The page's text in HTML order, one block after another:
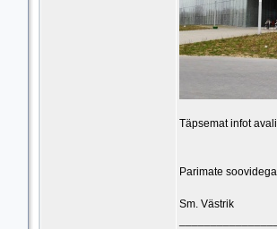
Täpsemat infot
Parimate
Sm. Västrik